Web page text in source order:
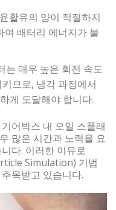
활유의 양이 적절하지
여 배터리 에너지가 불
는 매우 높은 회전 속도
므로, 냉각 과정에서
게 도달해야 합니다.
어박스 내 오일 스플래
많은 시간과 노력을 요
다. 이러한 이유로
Simulation) 기법
목받고 있습니다.